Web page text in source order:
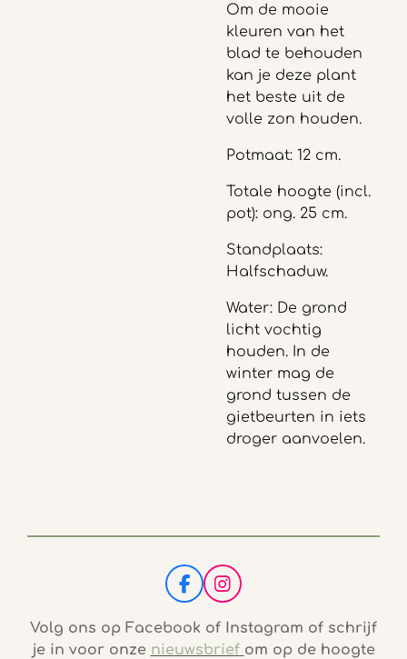
Om de mooie
kleuren van het
blad te behouden
kan je deze plant
het beste uit de
volle zon houden.
Potmaat: 12 cm.
Totale hoogte (incl.
pot): ong. 25 cm.
Standplaats:
Halfschaduw.
Water: De grond
licht vochtig
houden. In de
winter mag de
grond tussen de
gietbeurten in iets
droger aanvoelen.
F
a
c
I
n
s
t
Volg ons op Facebook of Instagram of schrijf
je in voor onze nieuwsbrief om op de hoogte